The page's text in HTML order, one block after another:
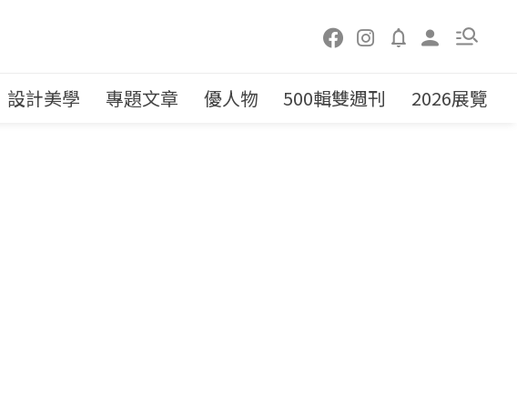
設計美學 專題文章 優人物 500輯雙週刊 2026展覽